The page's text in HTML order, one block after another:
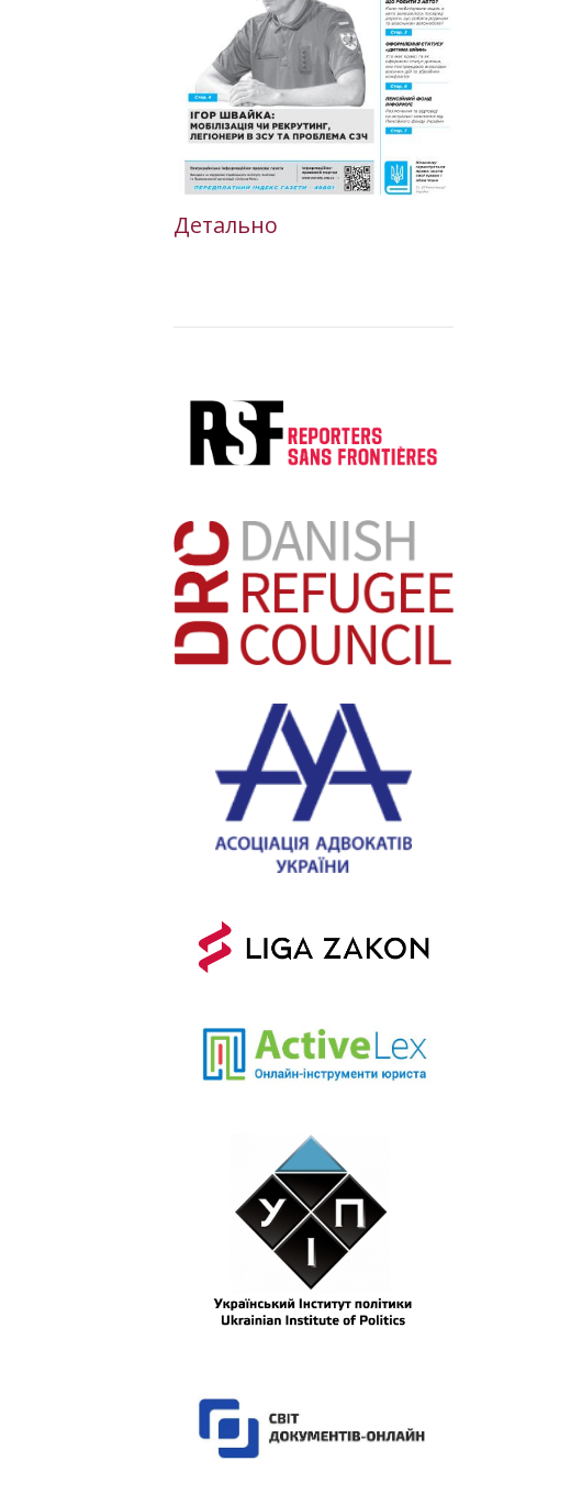
Детально